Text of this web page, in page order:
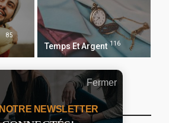
85
Temps Et Argent 116
Chaque Matin
Fermer
NEWSLETTER